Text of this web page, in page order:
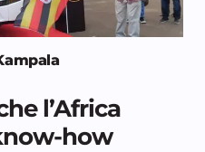
l’Africa
how